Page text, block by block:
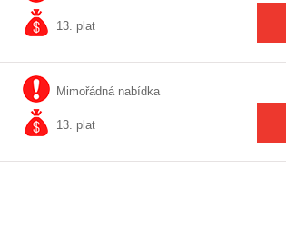
13. plat
Mimořádná nabídka
13. plat